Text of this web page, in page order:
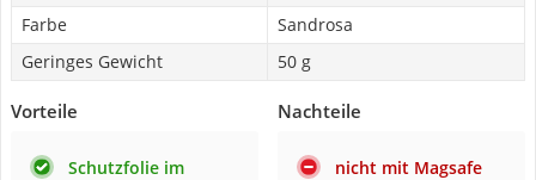
Farbe
Sandrosa
Geringes Gewicht
50 g
Vorteile
Schutzfolie im
Nachteile
nicht mit Magsafe